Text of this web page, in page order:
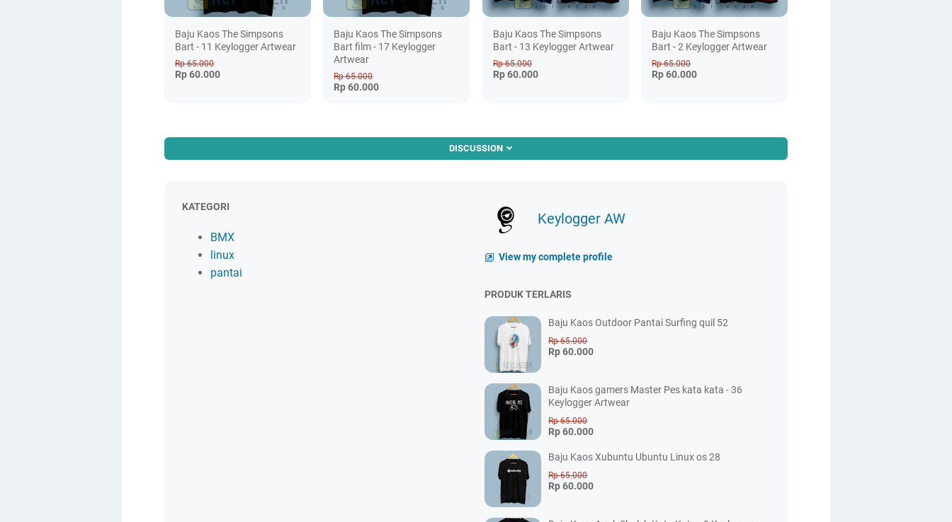
Baju Kaos The Simpsons
Bart - 11 Keylogger Artwear
Rp 65.000
Rp 60.000
Baju Kaos The Simpsons
Bart film - 17 Keylogger
Artwear
Rp 65.000
Rp 60.000
Baju Kaos The Simpsons
Bart - 13 Keylogger Artwear
Rp 65.000
Rp 60.000
Baju Kaos The Simpsons
Bart - 2 Keylogger Artwear
Rp 65.000
Rp 60.000
DISCUSSION
KATEGORI
BMX
linux
pantai
Keylogger AW
View my complete profile
PRODUK TERLARIS
Baju Kaos Outdoor Pantai Surfing quil 52
Rp 65.000
Rp 60.000
Baju Kaos gamers Master Pes kata kata - 36
Keylogger Artwear
Rp 65.000
Rp 60.000
Baju Kaos Xubuntu Ubuntu Linux os 28
Rp 65.000
Rp 60.000